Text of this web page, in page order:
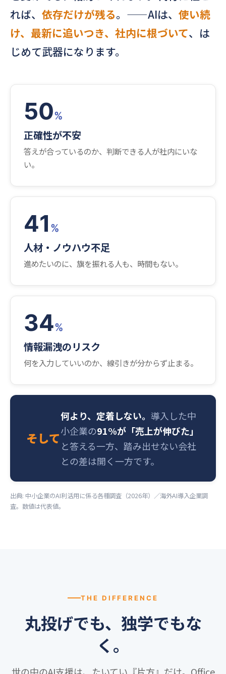
れば、 依存だけが残る。——AIは、 使い続
け、最新に追いつき、社内に根づいて、は
じめて武器になります。
50%
正確性が不安
答えが合っているのか、判断できる人が社内にいな
い。
41 %
人材・ノウハウ不足
進めたいのに、旗を振れる人も、時間もない。
34%
情報漏洩のリスク
何を入力していいのか、線引きが分からず止まる。
そして
何より、定着しない。 導入した中
小企業の91%が「売上が伸びた」
と答える一方、踏み出せない会社
との差は開く一方です。
出典: 中小企業のAI利活用に係る各種調査（2026年）／海外AI導入企業調
査。数値は代表値。
THE DIFFERENCE
丸投げでも、独学でもな
く。